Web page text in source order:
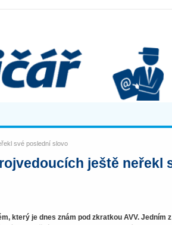
své poslední slovo
ještě neřekl
který je dnes znám pod zkratkou AVV. Jedním